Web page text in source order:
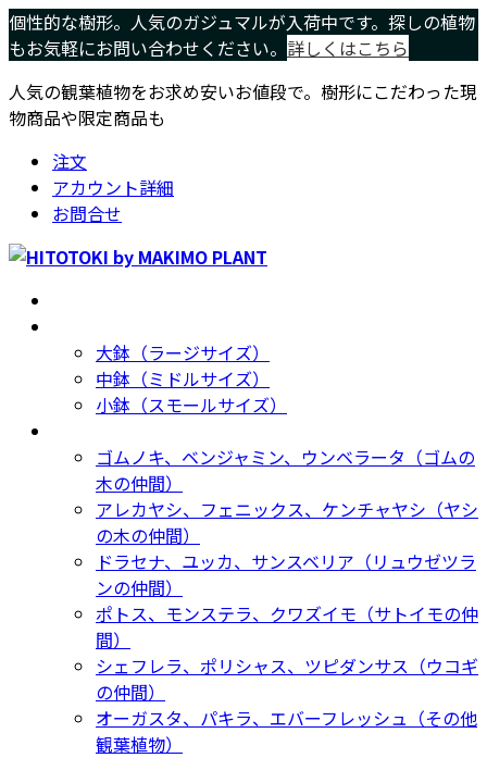
コ
ン
ン
ツ
プ
ナ
ビ
ー
シ
動
個性的な樹形。人気のガジュマルが入荷中です。探しの植物
もお気軽にお問い合わせください。 詳しくはこちら
人気の観葉植物をお求め安いお値段で。樹形にこだわった現
物商品や限定商品も
注文
アカウント詳細
お問合せ
大鉢（ラージサイズ）
中鉢（ミドルサイズ）
小鉢（スモールサイズ）
ゴムノキ、ベンジャミン、ウンベラータ（ゴムの
木の仲間）
アレカヤシ、フェニックス、ケンチャヤシ（ヤシ
の木の仲間）
ドラセナ、ユッカ、サンスベリア（リュウゼツラ
ンの仲間）
ポトス、モンステラ、クワズイモ（サトイモの仲
間）
シェフレラ、ポリシャス、ツピダンサス（ウコギ
の仲間）
オーガスタ、パキラ、エバーフレッシュ（その他
観葉植物）